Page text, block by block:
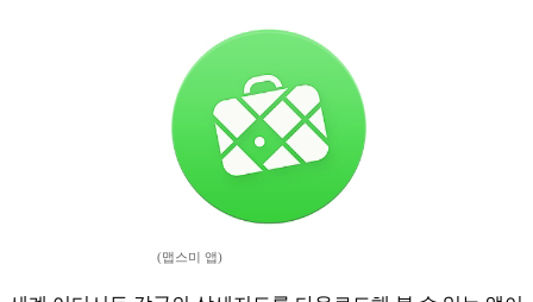
(맵스미 앱)